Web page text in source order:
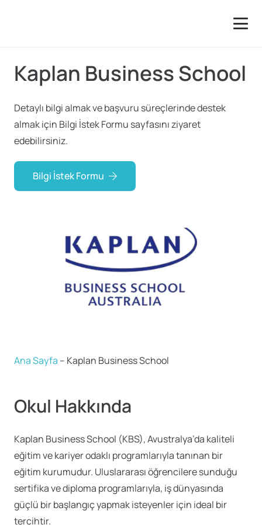
Kaplan Business School
Detaylı bilgi almak ve başvuru süreçlerinde destek
almak için Bilgi İstek Formu sayfasını ziyaret
edebilirsiniz.
Bilgi İstek Formu
Ana Sayfa – Kaplan Business School
Okul Hakkında
Kaplan Business School (KBS), Avustralya’da kaliteli
eğitim ve kariyer odaklı programlarıyla tanınan bir
eğitim kurumudur. Uluslararası öğrencilere sunduğu
sertifika ve diploma programlarıyla, iş dünyasında
güçlü bir başlangıç yapmak isteyenler için ideal bir
tercihtir.